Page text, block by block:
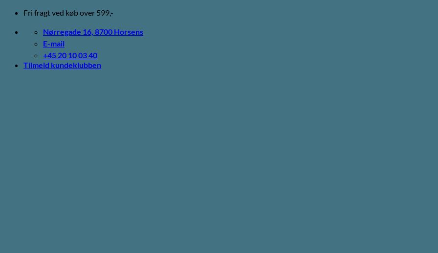
Fortsæt
indhold
Fri fragt ved køb over 599,-
Nørregade 16, 8700 Horsens
E-mail
+45 20 10 03 40
Tilmeld kundeklubben